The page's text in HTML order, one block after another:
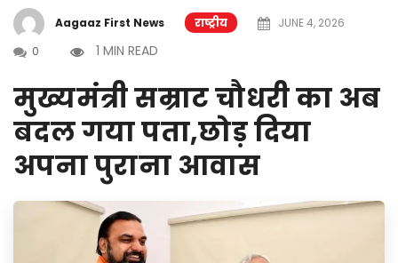
Aagaaz First News राष्ट्रीय
JUNE 4, 2026
0
1 MIN READ
मुख्यमंत्री सम्राट चौधरी का अब
बदल गया पता,छोड़ दिया
अपना पुराना आवास